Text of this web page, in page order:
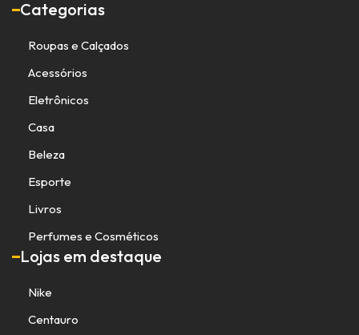
Categorias
Roupas e Calçados
Acessórios
Eletrônicos
Casa
Beleza
Esporte
Livros
Perfumes e Cosméticos
Lojas em destaque
Nike
Centauro